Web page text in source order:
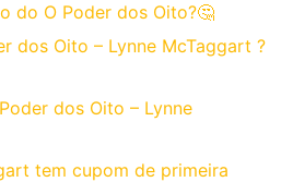
do O Poder dos Oito?🤔
dos Oito – Lynne McTaggart ?
dos Oito – Lynne
tem cupom de primeira